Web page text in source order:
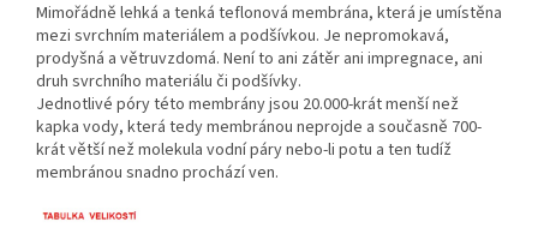
Mimořádně lehká a tenká teflonová membrána, která je umístěna
mezi svrchním materiálem a podšívkou. Je nepromokavá,
prodyšná a větruvzdomá. Není to ani zátěr ani impregnace, ani
druh svrchního materiálu či podšívky.
Jednotlivé póry této membrány jsou 20.000-krát menší než
kapka vody, která tedy membránou neprojde a současně 700-
krát větší než molekula vodní páry nebo-li potu a ten tudíž
membránou snadno prochází ven.